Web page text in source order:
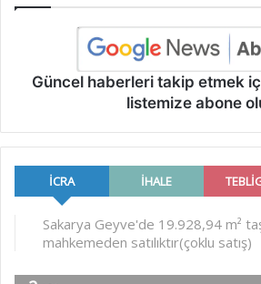
Güncel haberleri takip etmek
listemize abone